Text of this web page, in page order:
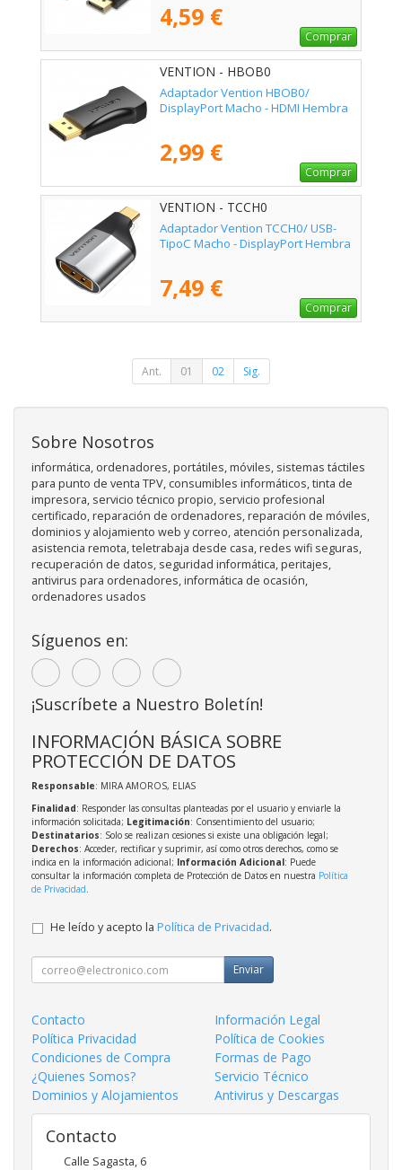
4,59 €
Comprar
VENTION - HBOB0
Adaptador Vention HBOB0/
DisplayPort Macho - HDMI Hembra
2,99 €
Comprar
VENTION - TCCH0
Adaptador Vention TCCH0/ USB-
TipoC Macho - DisplayPort Hembra
7,49 €
Comprar
Ant. 01 02 Sig.
Sobre Nosotros
informática, ordenadores, portátiles, móviles, sistemas táctiles
para punto de venta TPV, consumibles informáticos, tinta de
impresora, servicio técnico propio, servicio profesional
certificado, reparación de ordenadores, reparación de móviles,
dominios y alojamiento web y correo, atención personalizada,
asistencia remota, teletrabaja desde casa, redes wifi seguras,
recuperación de datos, seguridad informática, peritajes,
antivirus para ordenadores, informática de ocasión,
ordenadores usados
Síguenos en:
¡Suscríbete a Nuestro Boletín!
INFORMACIÓN BÁSICA SOBRE
PROTECCIÓN DE DATOS
Responsable: MIRA AMOROS, ELIAS
Finalidad: Responder las consultas planteadas por el usuario y enviarle la
información solicitada; Legitimación: Consentimiento del usuario;
Destinatarios: Solo se realizan cesiones si existe una obligación legal;
Derechos: Acceder, rectificar y suprimir, así como otros derechos, como se
indica en la información adicional; Información Adicional: Puede
consultar la información completa de Protección de Datos en nuestra Política
de Privacidad.
He leído y acepto la Política de Privacidad.
Enviar
Contacto
Información Legal
Política Privacidad
Política de Cookies
Condiciones de Compra
Formas de Pago
¿Quienes Somos?
Servicio Técnico
Dominios y Alojamientos
Antivirus y Descargas
Contacto
Calle Sagasta, 6